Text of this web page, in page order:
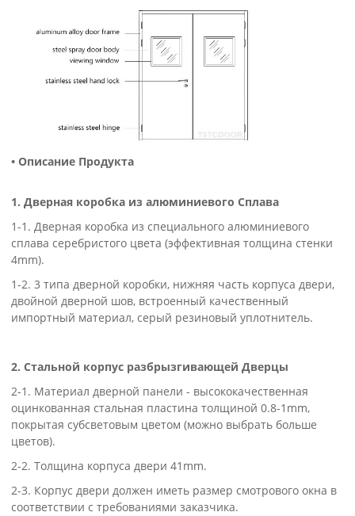
• Описание Продукта
1. Дверная коробка из алюминиевого Сплава
1-1. Дверная коробка из специального алюминиевого
сплава серебристого цвета (эффективная толщина стенки
4mm).
1-2. 3 типа дверной коробки, нижняя часть корпуса двери,
двойной дверной шов, встроенный качественный
импортный материал, серый резиновый уплотнитель.
2. Стальной корпус разбрызгивающейДверцы
2-1. Материал дверной панели - высококачественная
оцинкованная стальная пластина толщиной 0.8-1mm,
покрытая субсветовым цветом (можно выбрать больше
цветов).
2-2. Толщина корпуса двери 41mm.
2-3. Корпус двери должен иметь размер смотрового окна в
соответствии с требованиями заказчика.